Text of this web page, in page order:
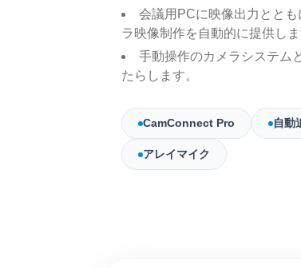
会議用PCに映像出力とと
ラ映像制作を自動的に提供しま
手動操作のカメラシステム
たらします。
CamConnect Pro 自動
アレイマイク